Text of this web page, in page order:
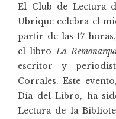
El Club de Lectura
Ubrique celebra el
partir de las 17
el libroLa
escritor y
Corrales. Este
Día del Libro, ha
Lectura de la